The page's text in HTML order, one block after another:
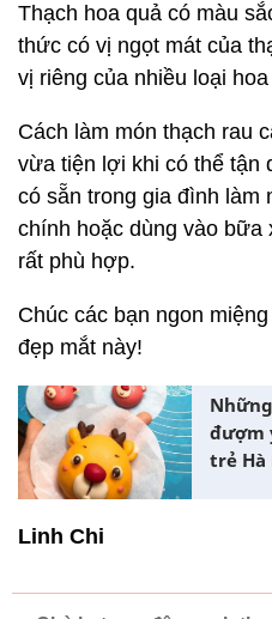
Thạch hoa quả có màu
thức có vị ngọt mát của
vị riêng của nhiều loại
Cách làm món thạch rau
vừa tiện lợi khi có thể tận
có sẵn trong gia đình làm
chính hoặc dùng vào bữa
rất phù hợp.
Chúc các bạn ngon
đẹp mắt này!
đượm
trẻ Hà
Linh Chi